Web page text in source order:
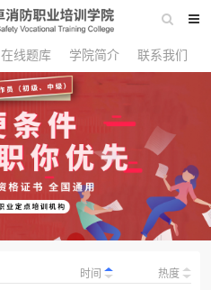
在线题库 学院简介 联系我们
时间 热度